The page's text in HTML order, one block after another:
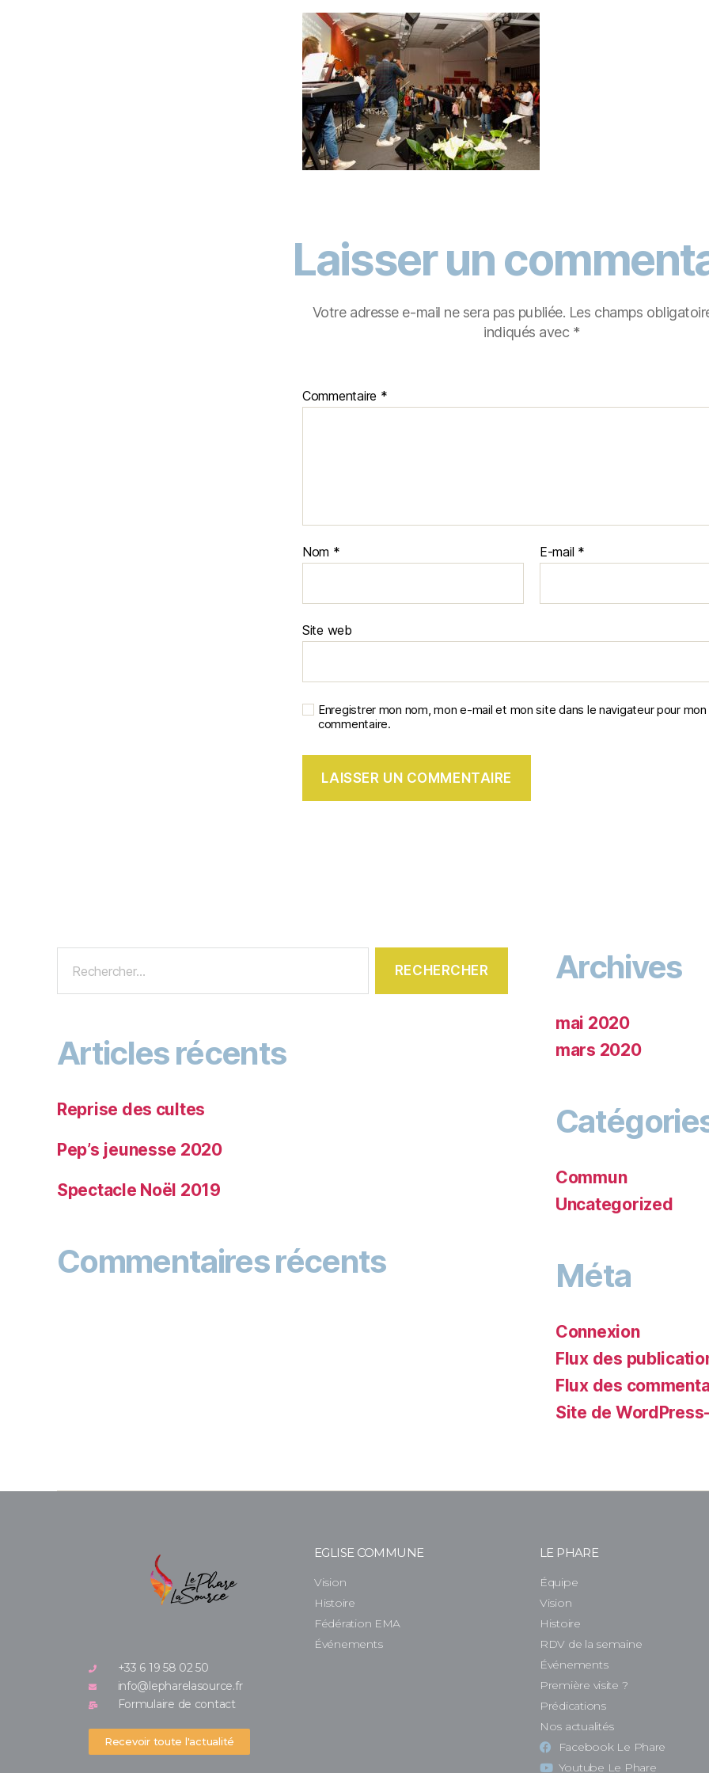
Laisser un
Votre adresse e-mail ne sera pas publiée. Les champs
indiqués avec *
Commentaire *
Nom * E-mail *
Site web
Enregistrer mon nom, mon e-mail et mon site dans le navigateur pour mon
commentaire.
Articles récents
Reprise des cultes
Pep’s jeunesse 2020
Spectacle Noël 2019
Commentaires récents
Archives
mai 2020
mars 2020
Commun
Uncategorized
Méta
Connexion
Flux des
Flux des
Site de
+33 6 19 58 02 50
info@lepharelasource.fr
Formulaire de contact
Recevoir toute l'actualité
EGLISE COMMUNE
Vision
Histoire
Fédération EMA
Événements
LE PHARE
Équipe
Vision
Histoire
RDV de la semaine
Événements
Première visite ?
Prédications
Nos actualités
Facebook Le Phare
Youtube Le Phare